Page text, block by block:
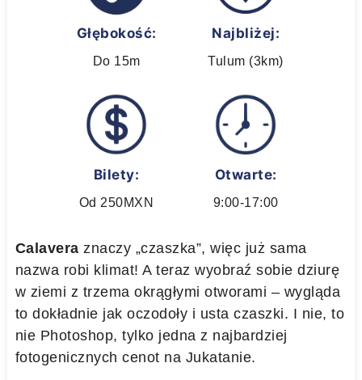
Głębokość:
Do 15m
Najbliżej:
Tulum (3km)
Bilety:
Od 250MXN
Otwarte:
9:00-17:00
Calavera znaczy „czaszka”, więc już sama
nazwa robi klimat! A teraz wyobraź sobie dziurę
w ziemi z trzema okrągłymi otworami – wygląda
to dokładnie jak oczodoły i usta czaszki. I nie, to
nie Photoshop, tylko jedna z najbardziej
fotogenicznych cenot na Jukatanie.